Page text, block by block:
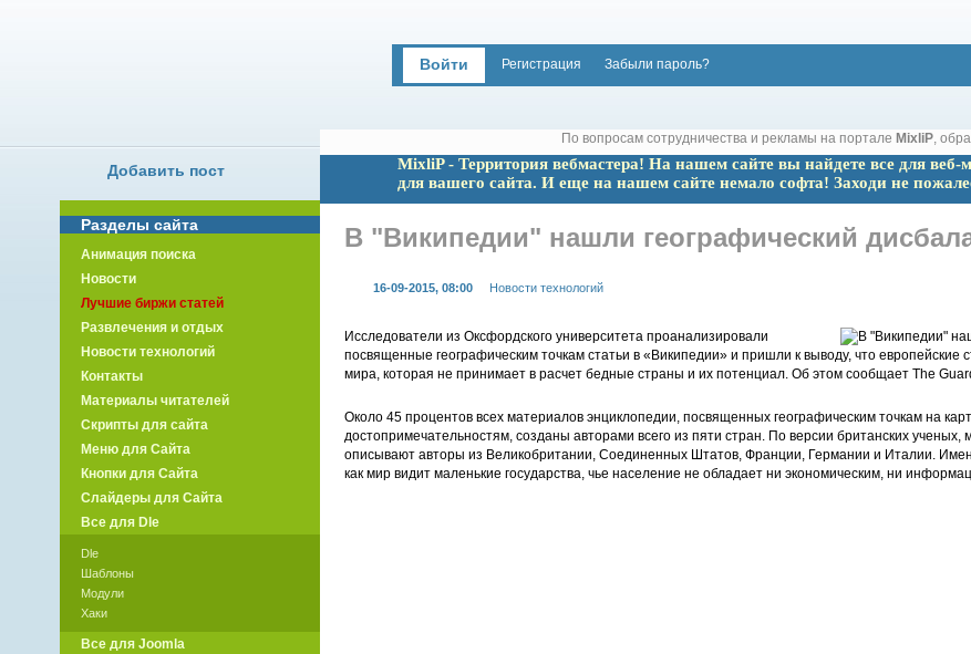
Войти Регистрация Забыли пароль?
По вопросам сотрудничества и рекламы на портале MixliP,
MixliP - Территория вебмастера! На нашем сайте вы найдете все для
для вашего сайта. И еще на нашем сайте немало софта! Заходи не
В "Википедии" нашли географический
16-09-2015, 08:00 Новости технологий
Исследователи из Оксфордского университета проанализировали
посвященные географическим точкам статьи в «Википедии» и пришли к выводу, что
мира, которая не принимает в расчет бедные страны и их потенциал. Об этом сообщает The
Около 45 процентов всех материалов энциклопедии, посвященных географическим точкам на
достопримечательностям, созданы авторами всего из пяти стран. По версии британских ученых,
описывают авторы из Великобритании, Соединенных Штатов, Франции, Германии и Италии.
как мир видит маленькие государства, чье население не обладает ни экономическим, ни
Добавить пост
Разделы сайта
Анимация поиска
Новости
Лучшие биржи статей
Развлечения и отдых
Новости технологий
Контакты
Материалы читателей
Скрипты для сайта
Меню для Сайта
Кнопки для Сайта
Слайдеры для Сайта
Все для Dle
Dle
Шаблоны
Модули
Хаки
Все для Joomla